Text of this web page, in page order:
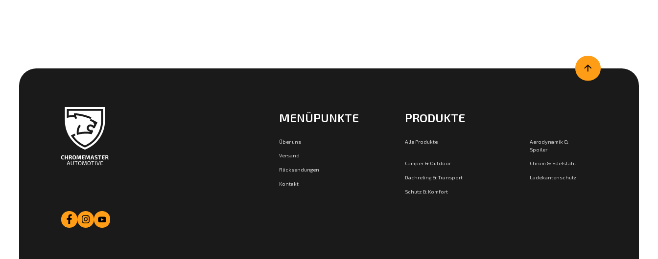
MENÜPUNKTE
Über uns
Versand
Rücksendungen
Kontakt
PRODUKTE
Alle Produkte
Aerodynamik &
Spoiler
Camper & Outdoor Chrom & Edelstahl
Dachreling & Transport Ladekantenschutz
Schutz & Komfort